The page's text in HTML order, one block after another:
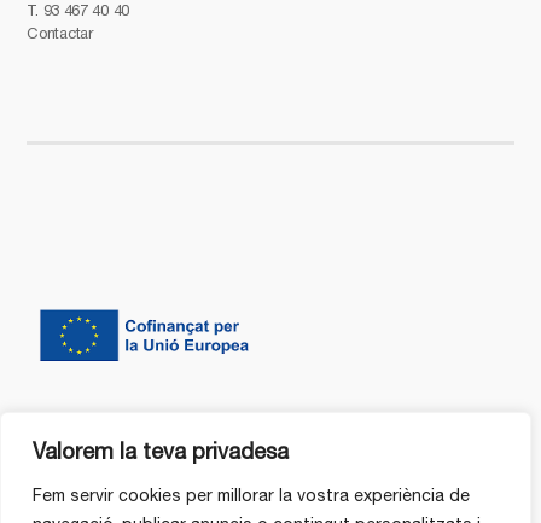
Valorem la teva privadesa
Fem servir cookies per millorar la vostra experiència de
T. 93 467 40 40
Contactar